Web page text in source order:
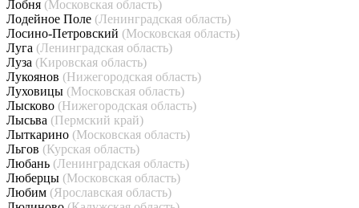
Лобня (Московская область)
Лодейное Поле (Ленинградская область)
Лосино-Петровский (Московская область)
Луга (Ленинградская область)
Луза (Кировская область)
Лукоянов (Нижегородская область)
Луховицы (Московская область)
Лысково (Нижегородская область)
Лысьва (Пермский край)
Лыткарино (Московская область)
Льгов (Курская область)
Любань (Ленинградская область)
Люберцы (Московская область)
Любим (Ярославская область)